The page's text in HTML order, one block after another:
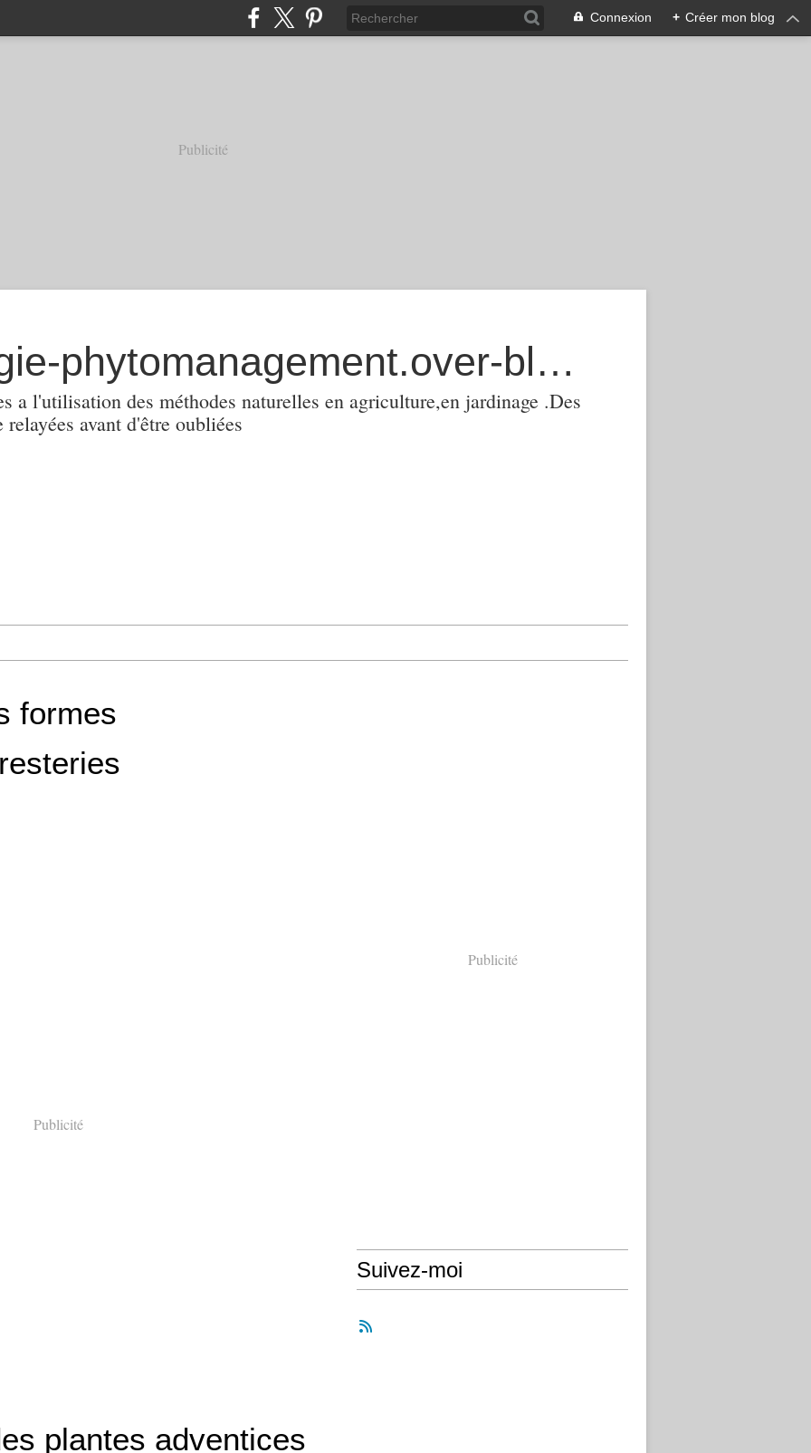
Connexion + Créer mon blog
Publicité
agroecologie-phytomanagement.over-blog.com
a l'utilisation des méthodes naturelles en agriculture,en jardinage .Des
avant d'être oubliées
formes
Publicité
plantes adventices
Publicité
Suivez-moi